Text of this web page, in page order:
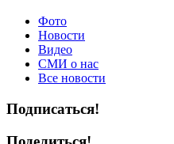
Фото
Новости
Видео
СМИ о нас
Все новости
Подписаться!